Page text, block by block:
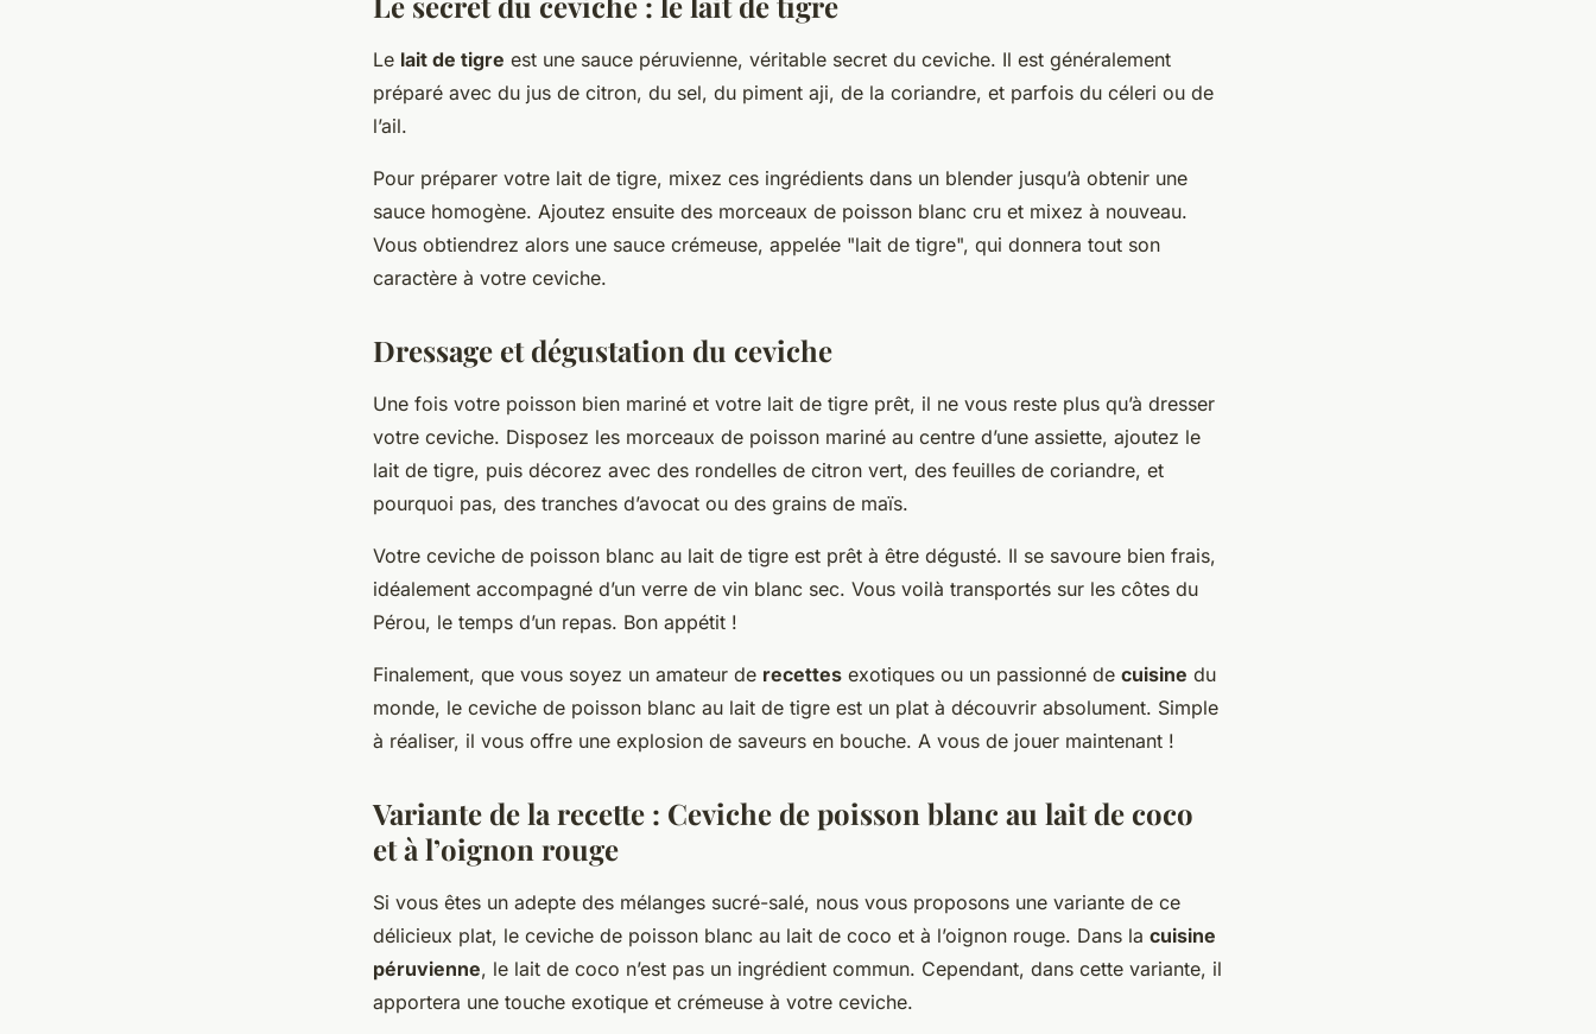
Le lait de tigre est une sauce péruvienne, véritable secret du ceviche. Il est généralement
préparé avec du jus de citron, du sel, du piment aji, de la coriandre, et parfois du céleri ou de
l’ail.
Pour préparer votre lait de tigre, mixez ces ingrédients dans un blender jusqu’à obtenir une
sauce homogène. Ajoutez ensuite des morceaux de poisson blanc cru et mixez à nouveau.
Vous obtiendrez alors une sauce crémeuse, appelée "lait de tigre", qui donnera tout son
caractère à votre ceviche.
Dressage et dégustation du ceviche
Une fois votre poisson bien mariné et votre lait de tigre prêt, il ne vous reste plus qu’à dresser
votre ceviche. Disposez les morceaux de poisson mariné au centre d’une assiette, ajoutez le
lait de tigre, puis décorez avec des rondelles de citron vert, des feuilles de coriandre, et
pourquoi pas, des tranches d’avocat ou des grains de maïs.
Votre ceviche de poisson blanc au lait de tigre est prêt à être dégusté. Il se savoure bien frais,
idéalement accompagné d’un verre de vin blanc sec. Vous voilà transportés sur les côtes du
Pérou, le temps d’un repas. Bon appétit !
Finalement, que vous soyez un amateur de recettes exotiques ou un passionné de cuisine du
monde, le ceviche de poisson blanc au lait de tigre est un plat à découvrir absolument. Simple
à réaliser, il vous offre une explosion de saveurs en bouche. A vous de jouer maintenant !
Variante de la recette : Ceviche de poisson blanc au lait de coco
et à l’oignon rouge
Si vous êtes un adepte des mélanges sucré-salé, nous vous proposons une variante de ce
délicieux plat, le ceviche de poisson blanc au lait de coco et à l’oignon rouge. Dans la cuisine
péruvienne, le lait de coco n’est pas un ingrédient commun. Cependant, dans cette variante, il
apportera une touche exotique et crémeuse à votre ceviche.